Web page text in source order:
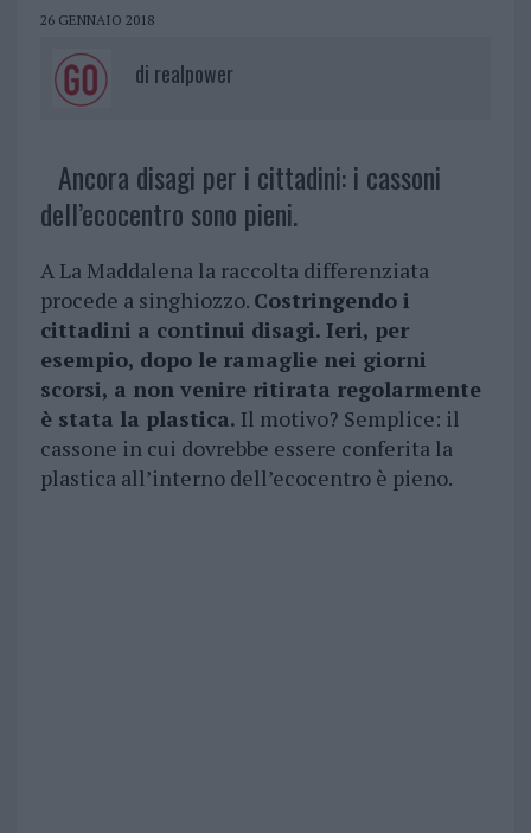
26 GENNAIO 2018
di realpower
Ancora disagi per i cittadini: i cassoni
dell’ecocentro sono pieni.
A La Maddalena la raccolta differenziata
procede a singhiozzo. Costringendo i
cittadini a continui disagi. Ieri, per
esempio, dopo le ramaglie nei giorni
scorsi, a non venire ritirata regolarmente
è stata la plastica. Il motivo? Semplice: il
cassone in cui dovrebbe essere conferita la
plastica all’interno dell’ecocentro è pieno.